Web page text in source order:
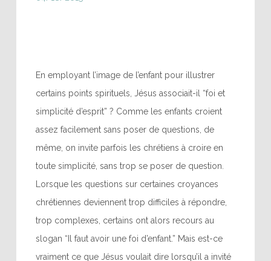
En employant l’image de l’enfant pour illustrer
certains points spirituels, Jésus associait-il “foi et
simplicité d’esprit” ? Comme les enfants croient
assez facilement sans poser de questions, de
même, on invite parfois les chrétiens à croire en
toute simplicité, sans trop se poser de question.
Lorsque les questions sur certaines croyances
chrétiennes deviennent trop difficiles à répondre,
trop complexes, certains ont alors recours au
slogan “Il faut avoir une foi d’enfant.” Mais est-ce
vraiment ce que Jésus voulait dire lorsqu’il a invité